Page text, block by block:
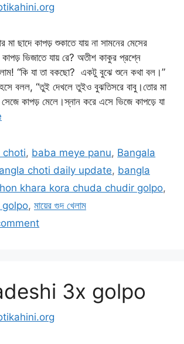
মা ছাদে কাপড় শুকাতে যায় না সামনের মেসের
কাপড় ভিজাতে যায় রে? অতীশ কাকুর প্রশ্নে
“কি যা তা বকছো? একটু বুঝে শুনে কথা বল।”
বলল, “তুই দেখলে তুইও বুঝতিসরে বাবু।তোর মা
সেজে কাপড় মেলে।স্নান করে এসে ভিজে কাপড়ে যা
choti, baba meye panu, Bangala
choti daily update, bangla
khara kora chuda chudir golpo,
, মায়ের গুদ খেলাম
3x golpo